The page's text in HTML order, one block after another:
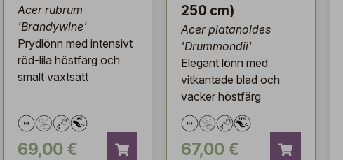
Acer rubrum
'Brandywine'
Prydlönn med intensivt
röd-lila höstfärg och
smalt växtsätt
69,00 €
250 cm)
Acer platanoides
'Drummondii'
Elegant lönn med
vitkantade blad och
vacker höstfärg
67,00 €